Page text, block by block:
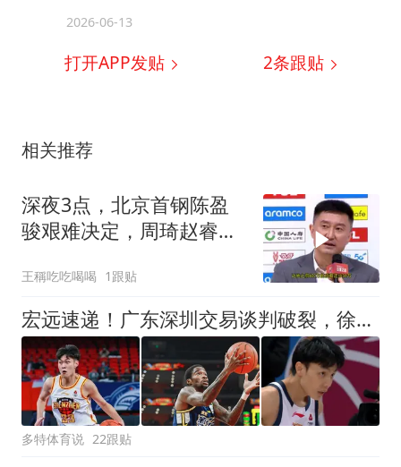
2026-06-13
打开APP发贴 2条跟贴
相关推荐
深夜3点，北京首钢陈盈
骏艰难决定，周琦赵睿别
王稱吃吃喝喝 1跟贴
宏远速递！广东深圳交易谈判破裂，徐杰无缘回归男篮，萨姆纳基本留队
多特体育说 22跟贴